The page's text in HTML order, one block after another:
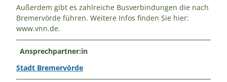
Außerdem gibt es zahlreiche Busverbindungen die nach
Bremervörde führen. Weitere Infos finden Sie hier:
www.vnn.de.
Ansprechpartner:in
Stadt Bremervörde